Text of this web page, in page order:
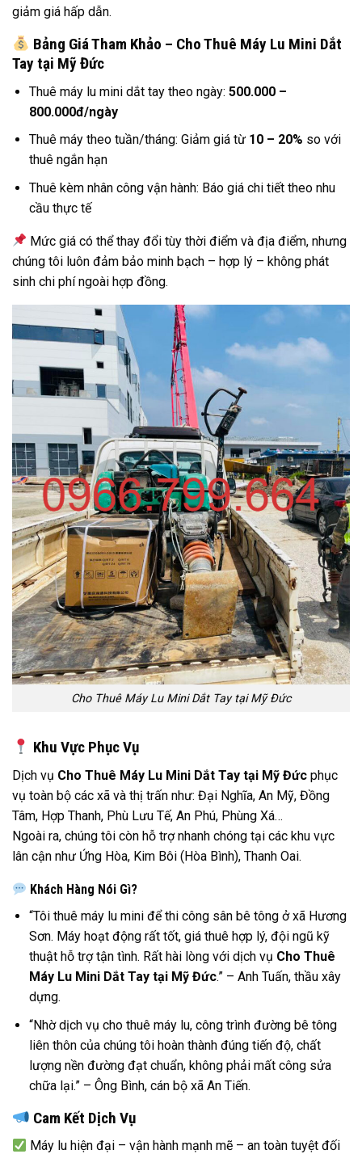
giảm giá hấp dẫn.
Bảng Giá Tham Khảo – Cho Thuê Máy Lu Mini Dắt
Tay tại Mỹ Đức
Thuê máy lu mini dắt tay theo ngày: 500.000 –
800.000đ/ngày
Thuê máy theo tuần/tháng: Giảm giá từ 10 – 20% so với
thuê ngắn hạn
Thuê kèm nhân công vận hành: Báo giá chi tiết theo nhu
cầu thực tế
Mức giá có thể thay đổi tùy thời điểm và địa điểm, nhưng
chúng tôi luôn đảm bảo minh bạch – hợp lý – không phát
sinh chi phí ngoài hợp đồng.
Cho Thuê Máy Lu Mini Dắt Tay tại Mỹ Đức
Khu Vực Phục Vụ
Dịch vụ Cho Thuê Máy Lu Mini Dắt Tay tại Mỹ Đức phục
vụ toàn bộ các xã và thị trấn như: Đại Nghĩa, An Mỹ, Đồng
Tâm, Hợp Thanh, Phù Lưu Tế, An Phú, Phùng Xá…
Ngoài ra, chúng tôi còn hỗ trợ nhanh chóng tại các khu vực
lân cận như Ứng Hòa, Kim Bôi (Hòa Bình), Thanh Oai.
Khách Hàng Nói Gì?
“Tôi thuê máy lu mini để thi công sân bê tông ở xã Hương
Sơn. Máy hoạt động rất tốt, giá thuê hợp lý, đội ngũ kỹ
thuật hỗ trợ tận tình. Rất hài lòng với dịch vụ Cho Thuê
Máy Lu Mini Dắt Tay tại Mỹ Đức.” – Anh Tuấn, thầu xây
dựng.
“Nhờ dịch vụ cho thuê máy lu, công trình đường bê tông
liên thôn của chúng tôi hoàn thành đúng tiến độ, chất
lượng nền đường đạt chuẩn, không phải mất công sửa
chữa lại.” – Ông Bình, cán bộ xã An Tiến.
Cam Kết Dịch Vụ
Máy lu hiện đại – vận hành mạnh mẽ – an toàn tuyệt đối